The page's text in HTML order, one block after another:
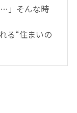
…」そんな時
る“住まいの